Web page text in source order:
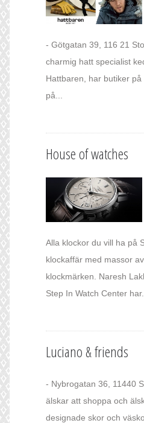
- Götgatan 39, 116 21
charmig hatt specialist
Hattbaren, har butiker
på...
House of watches
Alla klockor du vill ha på
klockaffär med massor av
klockmärken. Naresh
Step In Watch Center har...
Luciano & friends
- Nybrogatan 36, 11440
älskar att shoppa och
designade skor och